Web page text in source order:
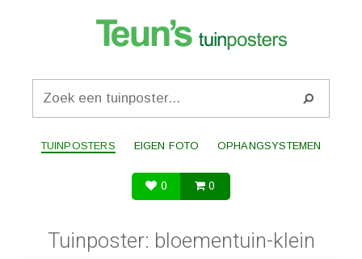
TUINPOSTERS EIGEN FOTO OPHANGSYSTEMEN
0 0
Tuinposter: bloementuin-klein